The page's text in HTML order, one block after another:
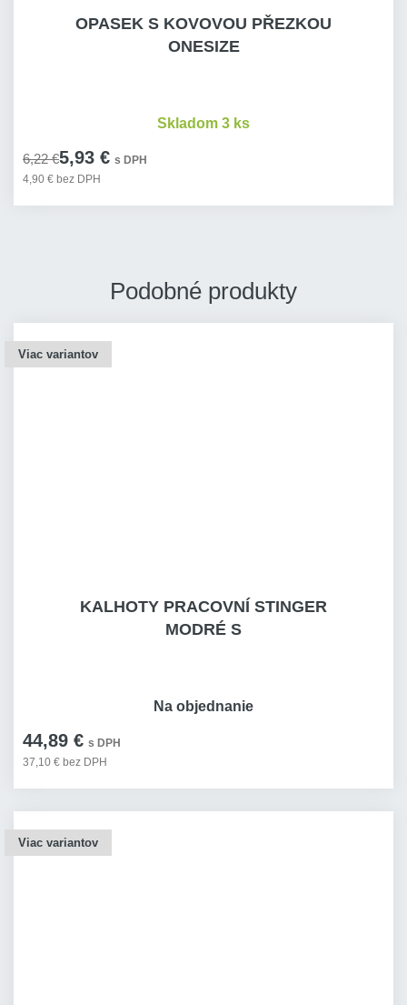
OPASEK S KOVOVOU PŘEZKOU
ONESIZE
6,22 €5,93 € s DPH
4,90 € bez DPH
Skladom 3 ks
Podobné produkty
Viac variantov
KALHOTY PRACOVNÍ STINGER
MODRÉ S
44,89 € s DPH
37,10 € bez DPH
Na objednanie
Viac variantov